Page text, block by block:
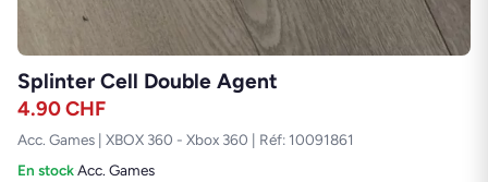
Splinter Cell Double Agent
4.90CHF
Acc. Games | XBOX 360 - Xbox 360 | Réf: 10091861
En stock·Acc. Games